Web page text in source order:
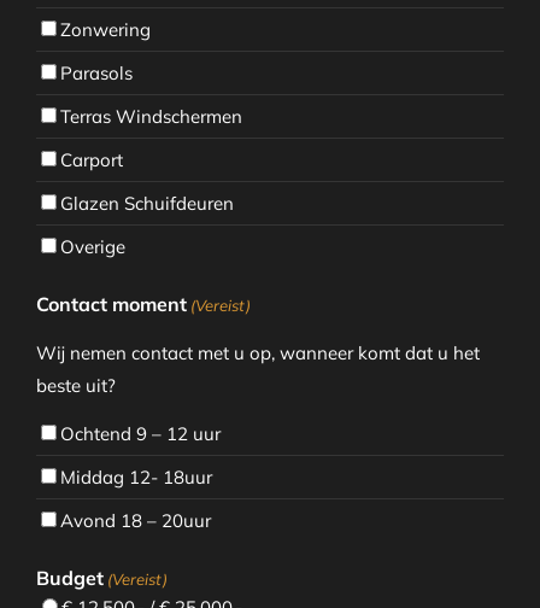
Zonwering
Parasols
Terras Windschermen
Carport
Glazen Schuifdeuren
Overige
Contact moment (Vereist)
Wij nemen contact met u op, wanneer komt dat u het
beste uit?
Ochtend 9 – 12 uur
Middag 12- 18uur
Avond 18 – 20uur
Budget (Vereist)